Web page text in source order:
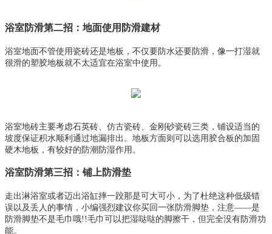
浴室防滑第二招：地面使用防滑建材
浴室地面不管使用瓷砖还是地板，不仅要防水还要防滑，像一打湿就
很滑的塑胶地板就不太适宜在浴室中使用。
浴室地砖主要考虑石英砖、仿古瓷砖、金刚砂瓷砖三类，铺设适当的
坡度保证积水顺利通过地漏排出。地板方面则可以选用胶合板的加固
硬木地板，有较好的防潮防湿作用。
浴室防滑第三招：铺上防滑垫
走出淋浴室或者迈出浴缸摔一跤那是可大可小，为了杜绝这种低级错
误以及丢人的事情，小编强烈建议你买回一张防滑脚垫，注意——是
防滑脚垫不是毛巾哦!!毛巾可以把湿哒哒的脚擦干，但完全没有防滑功
能。